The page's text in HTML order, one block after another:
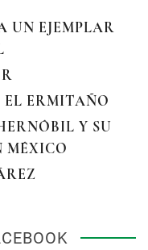
UN EJEMPLAR
ERMITAÑO
Y SU
MÉXICO